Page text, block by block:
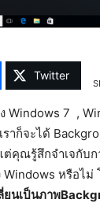
Twitter
Windows 7 ,
ราก็จะได้
ต่คุณรู้สึกจำเจกับก
Windows หรือไม่
ยนเป็นภาพ